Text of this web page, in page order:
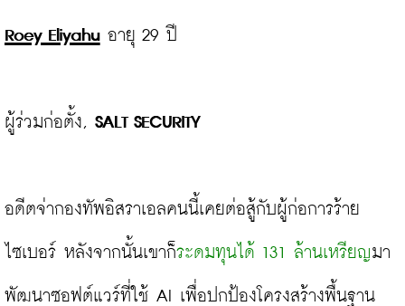
Roey Eliyahu อายุ 29 ปี
ผู้ร่วมก่อตั้ง, SALT SECURITY
อดีตจ่ากองทัพอิสราเอลคนนี้เคยต่อสู้กับผู้ก่อการร้าย
ไซเบอร์ หลังจากนั้นเขาก็ระดมทุนได้ 131 ล้านเหรียญมา
พัฒนาซอฟต์แวร์ที่ใช้ AI เพื่อปกป้องโครงสร้างพื้นฐาน